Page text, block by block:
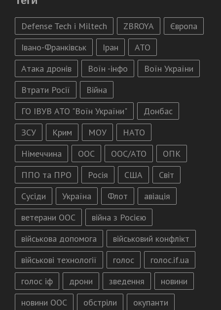
Defense Tech і Miltech ZBROYA
Європа
Івано-Франківськ
Іран
АТО
Атака дронів
Воїн -інфо
Воїн України
Втрати Росії
Війна
ГО ІВУВ АТО "Воїн України"
Донбас
ЗСУ
Крим МОУ
НАТО
Німеччина
ООС ООС/АТО
ОПК
ППО та ПРО
Росія США
Світ
Сусіди
Україна Флот
авіація
ветерани ООС
війна з Росією
військова допомога
військовий конфлікт
військові технології
голос
голос.if.ua
голос іф
дрони зведення
новини
новини ООС
обстріли окупанти